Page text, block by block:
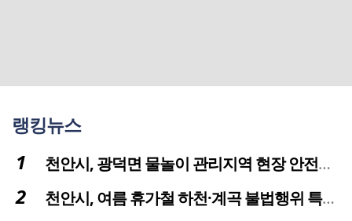
랭킹뉴스
천안시, 광덕면 물놀이 관리지역 현장 안전점검 실시
천안시, 여름 휴가철 하천·계곡 불법행위 특별단속